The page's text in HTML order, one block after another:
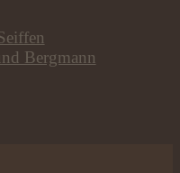
Bergmann